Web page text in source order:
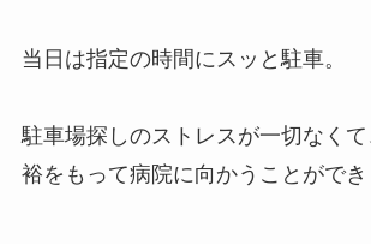
当日は指定の時間にスッと駐車。
駐車場探しのストレスが一切なく
裕をもって病院に向かうことができ